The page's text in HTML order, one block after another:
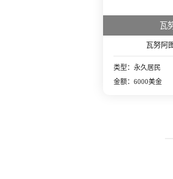
瓦
瓦努阿
类型：永久居民
金额：6000美金